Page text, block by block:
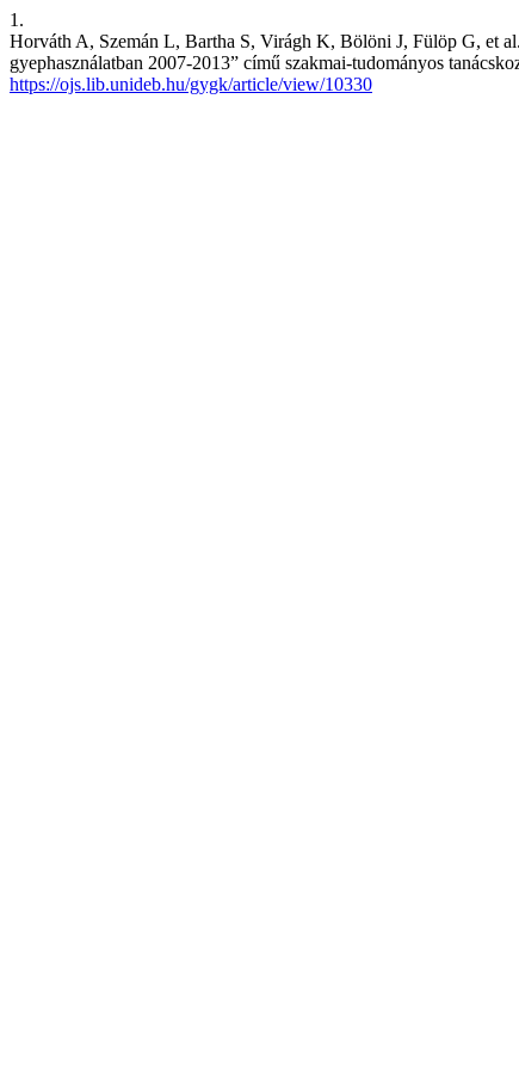
1.
Horváth A, Szemán L, Bartha S, Virágh K, Bölöni J, Fülöp G, et
gyephasználatban 2007-2013” című szakmai-tudományos
https://ojs.lib.unideb.hu/gygk/article/view/10330